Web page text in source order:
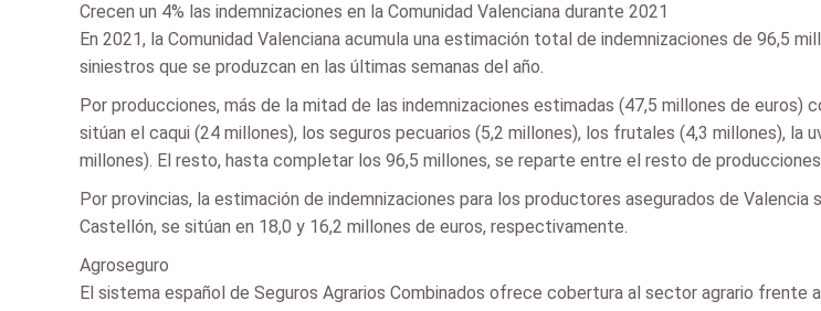
Crecen un 4% las indemnizaciones en la Comunidad Valenciana durante 2021
En 2021, la Comunidad Valenciana acumula una estimación total de indemnizaciones de 96,5
siniestros que se produzcan en las últimas semanas del año.
Por producciones, más de la mitad de las indemnizaciones estimadas (47,5 millones de
sitúan el caqui (24 millones), los seguros pecuarios (5,2 millones), los frutales (4,3 millones), la
millones). El resto, hasta completar los 96,5 millones, se reparte entre el resto de
Por provincias, la estimación de indemnizaciones para los productores asegurados de
Castellón, se sitúan en 18,0 y 16,2 millones de euros, respectivamente.
Agroseguro
El sistema español de Seguros Agrarios Combinados ofrece cobertura al sector agrario frente